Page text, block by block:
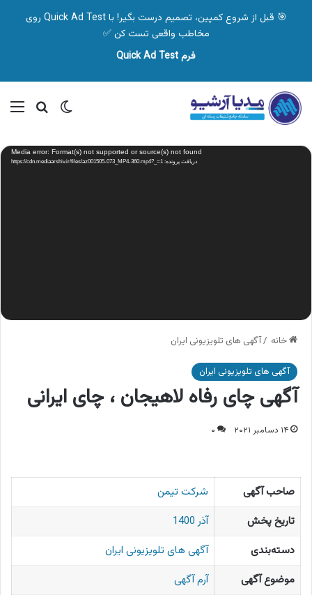
🎯 قبل از شروع کمپین، تصمیم درست بگیر! با Quick Ad Test روی
مخاطب واقعی تست کن ✅
فرم Quick Ad Test
تغییر پوسته
نمایشگر
ویدیو Media error: Format(s) not supported or source(s) not found
دریافت پرونده: https://cdn.mediaarshiv.ir/files/az001505-073_MP4-360.mp4?_=1
خانه /آگهی های تلویزیونی ایران
آگهی های تلویزیونی ایران
آگهی چای رفاه لاهیجان ، چای ایرانی
۱۴ دسامبر ۲۰۲۱ ۰
صاحب آگهی
شرکت تیمن
تاریخ پخش
آذر 1400
دسته‌بندی
آگهی های تلویزیونی ایران
موضوع آگهی
آرم آگهی